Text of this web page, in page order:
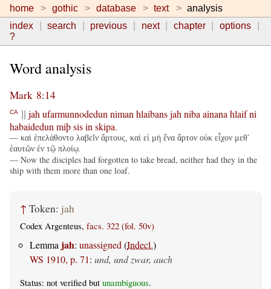
home gothic database text
analysis
index
search previous next chapter
options
?
Word analysis
Mark 8:14
CA jah ufarmunnodedun niman hlaibansjah niba ainana hlaifni
habaidedun miþsisin skipa.
— καὶ ἐπελάθοντο λαβεῖν ἄρτους, καὶ εἰ μὴ ἕνα ἄρτον οὐκ εἶχον μεθ'
ἑαυτῶν ἐν τῷ πλοίῳ.
— Now the disciples had forgotten to take bread, neither had they in the
ship with them more than one loaf.
↑ Token: jah
Codex Argenteus, facs. 322 (fol. 50v)
Lemma jah: unassigned (Indecl.)
WS 1910, p. 71: und, und zwar, auch
Status: not verified but unambiguous.